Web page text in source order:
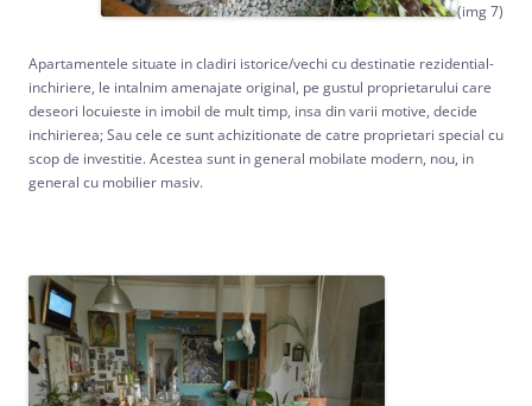
(img 7)
Apartamentele situate in cladiri istorice/vechi cu destinatie rezidential-
inchiriere, le intalnim amenajate original, pe gustul proprietarului care
deseori locuieste in imobil de mult timp, insa din varii motive, decide
inchirierea; Sau cele ce sunt achizitionate de catre proprietari special cu
scop de investitie. Acestea sunt in general mobilate modern, nou, in
general cu mobilier masiv.